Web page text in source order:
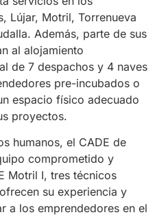
Lújar, Motril, Torrenueva
Además, parte de sus
al alojamiento
de 7 despachos y 4 naves
pre-incubados o
espacio físico adecuado
proyectos.
humanos, el CADE de
comprometido y
Motril I, tres técnicos
su experiencia y
a los emprendedores en el